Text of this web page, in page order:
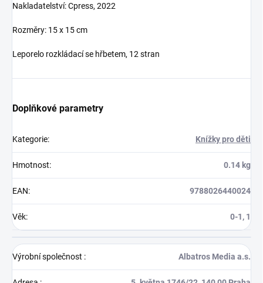
Nakladatelství: Cpress, 2022
Rozměry: 15 x 15 cm
Leporelo rozkládací se hřbetem, 12 stran
Doplňkové parametry
Kategorie: Knížky pro děti
Hmotnost: 0.14 kg
EAN: 9788026440024
Věk: 0-1, 1
Výrobní společnost : Albatros Media a.s.